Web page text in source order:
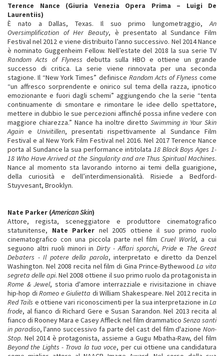
Terence Nance (Giuria Venezia Opera Prima – Luigi De
Laurentiis)
È nato a Dallas, Texas. Il suo primo lungometraggio,An
Oversimplification of Her Beauty, è presentato al Sundance Film
Festival nel 2012 e viene distribuito l’anno successivo. Nel 2014 Nance
è nominato Guggenheim Fellow. Nell’estate del 2018 la sua serie TV
Random Acts of Flynessdebutta sulla HBO e ottiene un grande
successo di critica. La serie viene rinnovata per una seconda
stagione. Il “New York Times” definisce Random Acts of Flynesscome
“un affresco sorprendente e onirico sul tema della razza, ipnotico
emozionante e fuori dagli schemi” aggiungendo che la serie “tenta
continuamente di smontare e rimontare le idee dello spettatore,
mettere in dubbio le sue percezioni affinché possa infine vedere con
maggiore chiarezza.” Nance ha inoltre diretto Swimming in Your Skin
Again e Univitillen, presentati rispettivamente al Sundance Film
Festival e al New York Film Festival nel 2016. Nel 2017 Terence Nance
porta al Sundance la sua performance intitolata 18 Black Boys Ages 1-
18 Who Have Arrived at the Singularity and are Thus Spiritual Machines.
Nance al momento sta lavorando intorno ai temi della guarigione,
della curiosità e dell’interdimensionalità. Risiede a Bedford-
Stuyvesant, Brooklyn.
Nate Parker (American Skin)
Attore, regista, sceneggiatore e produttore cinematografico
statunitense, Nate Parker nel 2005 ottiene il suo primo ruolo
cinematografico con una piccola parte nel filmCruel World, a cui
seguono altri ruoli minori inDirty - Affari sporchi, Pridee The Great
Debaters - Il potere della parola, interpretato e diretto da Denzel
Washington. Nel 2008 recita nel film di Gina Prince-BythewoodLa vita
segreta delle api. Nel 2008 ottiene il suo primo ruolo da protagonista in
Rome & Jewel, storia d'amore interrazziale e rivisitazione in chiave
hip-hop diRomeo e Giulietta di William Shakespeare. Nel 2012 recita in
Red Tails e ottiene vari riconoscimenti per la sua interpretazione inLa
frode, al fianco di Richard Gere e Susan Sarandon. Nel 2013 recita al
fianco di Rooney Mara e Casey Affleck nel film drammatico Senza santi
in paradiso, l'anno successivo fa parte del cast del film d'azioneNon-
Stop. Nel 2014 è protagonista, assieme a Gugu Mbatha-Raw, del film
Beyond the Lights - Trova la tua voce, per cui ottiene una candidatura